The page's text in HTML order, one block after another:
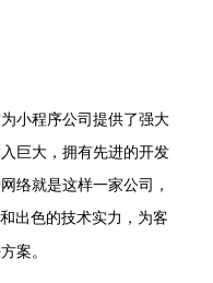
小程序公司提供了强大
巨大，拥有先进的开发
络就是这样一家公司，
出色的技术实力，为客
案。